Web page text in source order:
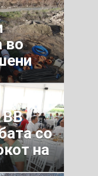
во
ВВ
со
на